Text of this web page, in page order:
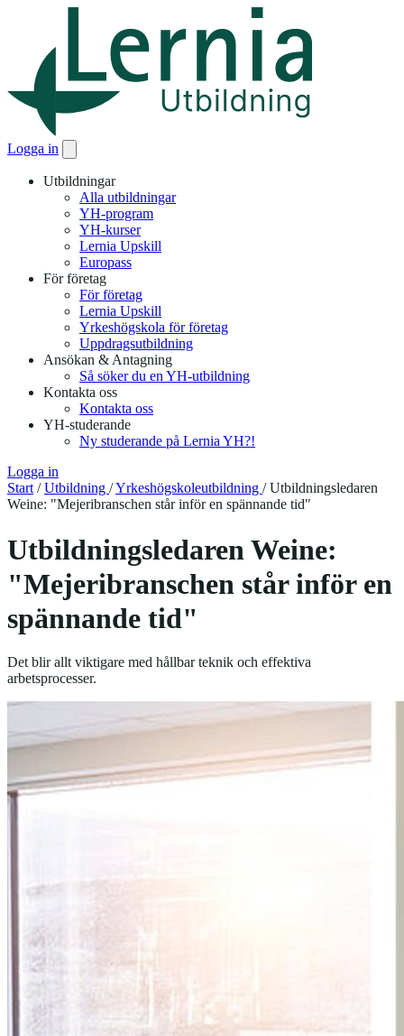
Logga in
Utbildningar
Alla utbildningar
YH-program
YH-kurser
Lernia Upskill
Europass
För företag
För företag
Lernia Upskill
Yrkeshögskola för företag
Uppdragsutbildning
Ansökan & Antagning
Så söker du en YH-utbildning
Kontakta oss
Kontakta oss
YH-studerande
Ny studerande på Lernia YH?!
Logga in
Start /Utbildning /Yrkeshögskoleutbildning /Utbildningsledaren
Weine: "Mejeribranschen står inför en spännande tid"
Utbildningsledaren Weine:
"Mejeribranschen står inför en
spännande tid"
Det blir allt viktigare med hållbar teknik och effektiva
arbetsprocesser.